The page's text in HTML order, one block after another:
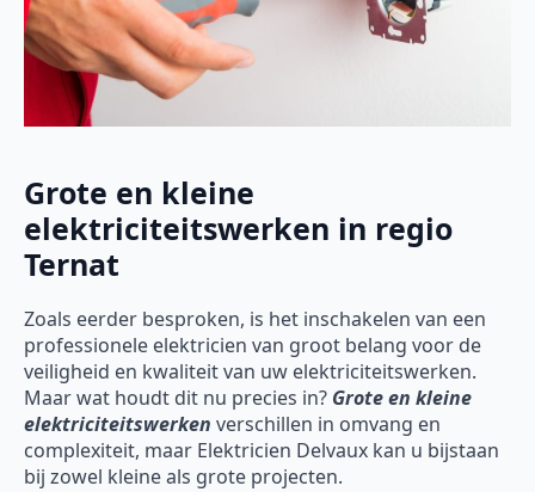
Grote en kleine
elektriciteitswerken in regio
Ternat
Zoals eerder besproken, is het inschakelen van een
professionele elektricien van groot belang voor de
veiligheid en kwaliteit van uw elektriciteitswerken.
Maar wat houdt dit nu precies in? Grote en kleine
elektriciteitswerken verschillen in omvang en
complexiteit, maar Elektricien Delvaux kan u bijstaan
bij zowel kleine als grote projecten.